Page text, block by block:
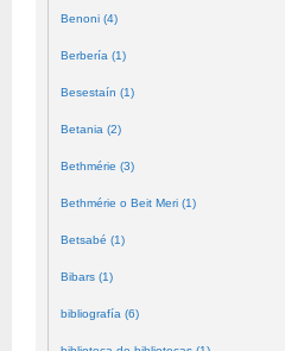
Benoni (4)
Berbería (1)
Besestaín (1)
Betania (2)
Bethmérie (3)
Bethmérie o Beit Meri (1)
Betsabé (1)
Bibars (1)
bibliografía (6)